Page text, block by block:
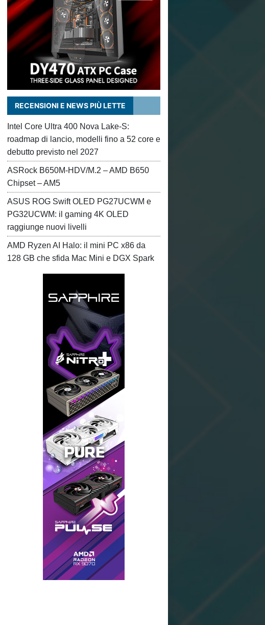
RECENSIONI E NEWS PIÙ LETTE
Intel Core Ultra 400 Nova Lake-S:
roadmap di lancio, modelli fino a 52 core e
debutto previsto nel 2027
ASRock B650M-HDV/M.2 – AMD B650
Chipset – AM5
ASUS ROG Swift OLED PG27UCWM e
PG32UCWM: il gaming 4K OLED
raggiunge nuovi livelli
AMD Ryzen AI Halo: il mini PC x86 da
128 GB che sfida Mac Mini e DGX Spark